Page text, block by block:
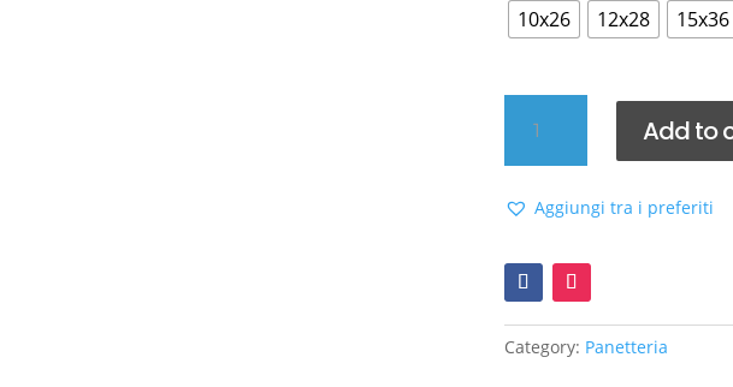
10x26 12x28 15x36
pergamin
anti-
quantity
Add to
Aggiungi tra i preferiti
Category: Panetteria